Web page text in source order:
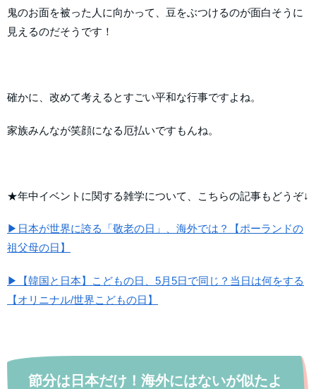
鬼のお面を被った人に向かって、豆をぶつけるのが面白そうに
見えるのだそうです！
確かに、改めて考えるとすごい平和な行事ですよね。
家族みんなが笑顔になる厄払いですもんね。
★年中イベントに関する雑学について、こちらの記事もどうぞ↓
▶日本が世界に誇る「敬老の日」、海外では？【ポーランドの
祖父母の日】
▶【韓国と日本】こどもの日、5月5日で同じ？当日は何をする
【オリニナル/世界こどもの日】
節分は日本だけ！海外にはないが似たよ